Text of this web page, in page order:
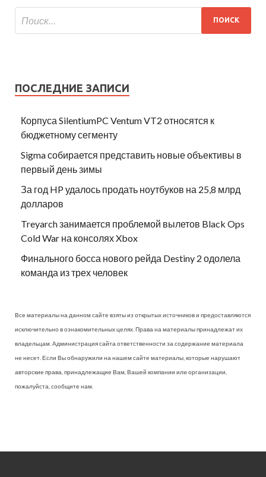
ПОСЛЕДНИЕ ЗАПИСИ
Корпуса SilentiumPC Ventum VT2 относятся к
бюджетному сегменту
Sigma собирается представить новые объективы в
первый день зимы
За год HP удалось продать ноутбуков на 25,8 млрд
долларов
Treyarch занимается проблемой вылетов Black Ops
Cold War на консолях Xbox
Финального босса нового рейда Destiny 2 одолела
команда из трех человек
Все материалы на данном сайте взяты из открытых источников и предоставляются
исключительно в ознакомительных целях. Права на материалы принадлежат их
владельцам. Администрация сайта ответственности за содержание материала
не несет. Если Вы обнаружили на нашем сайте материалы, которые нарушают
авторские права, принадлежащие Вам, Вашей компании или организации,
пожалуйста, сообщите нам.